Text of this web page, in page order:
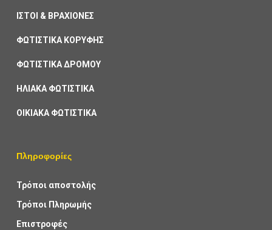
ΙΣΤΟΙ & ΒΡΑΧΙΟΝΕΣ
ΦΩΤΙΣΤΙΚΑ ΚΟΡΥΦΗΣ
ΦΩΤΙΣΤΙΚΑ ΔΡΟΜΟΥ
ΗΛΙΑΚΑ ΦΩΤΙΣΤΙΚΑ
ΟΙΚΙΑΚΑ ΦΩΤΙΣΤΙΚΑ
Πληροφορίες
Τρόποι αποστολής
Τρόποι Πληρωμής
Επιστροφές